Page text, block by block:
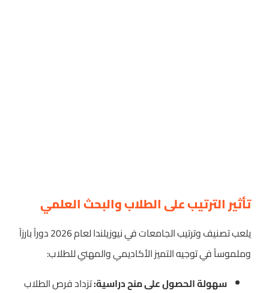
تأثير الترتيب على الطلاب والبحث العلمي
يلعب تصنيف وترتيب الجامعات في نيوزيلندا لعام 2026 دوراً بارزاً
وملموساً في توجيه التميز الأكاديمي والمهني للطلاب:
سهولة الحصول على منح دراسية:تزداد فرص الطلاب